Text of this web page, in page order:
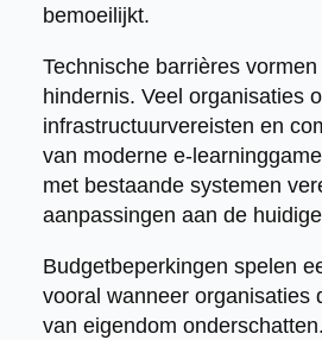
bemoeilijkt.
Technische barrières
hindernis. Veel organisaties
infrastructuurvereisten en
van moderne e-
met bestaande systemen
aanpassingen aan de
Budgetbeperkingen spelen
vooral wanneer organisaties
van eigendom